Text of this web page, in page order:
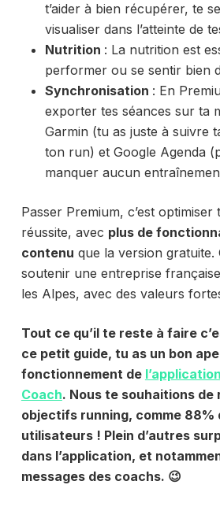
t’aider à bien récupérer, te
visualiser dans l’atteinte de
Nutrition : La nutrition est
performer ou se sentir bien
Synchronisation : En
exporter tes séances sur ta
Garmin (tu as juste à suivre
ton run) et Google Agenda
manquer aucun
Passer Premium, c’est optimiser
réussite, avec plus de
contenu que la version gratuite.
soutenir une entreprise
les Alpes, avec des valeurs
Tout ce qu’il te reste à faire
ce petit guide, tu as un bon
fonctionnement de
Coach. Nous te souhaitions de
objectifs running, comme 88%
utilisateurs ! Plein d’autres
dans l’application, et
messages des coachs. 😉